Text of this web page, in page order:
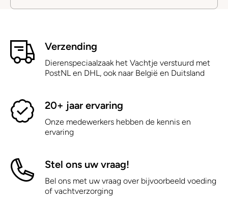
Verzending
Dierenspeciaalzaak het Vachtje verstuurd met
PostNL en DHL, ook naar België en Duitsland
20+ jaar ervaring
Onze medewerkers hebben de kennis en
ervaring
Stel ons uw vraag!
Bel ons met uw vraag over bijvoorbeeld voeding
of vachtverzorging